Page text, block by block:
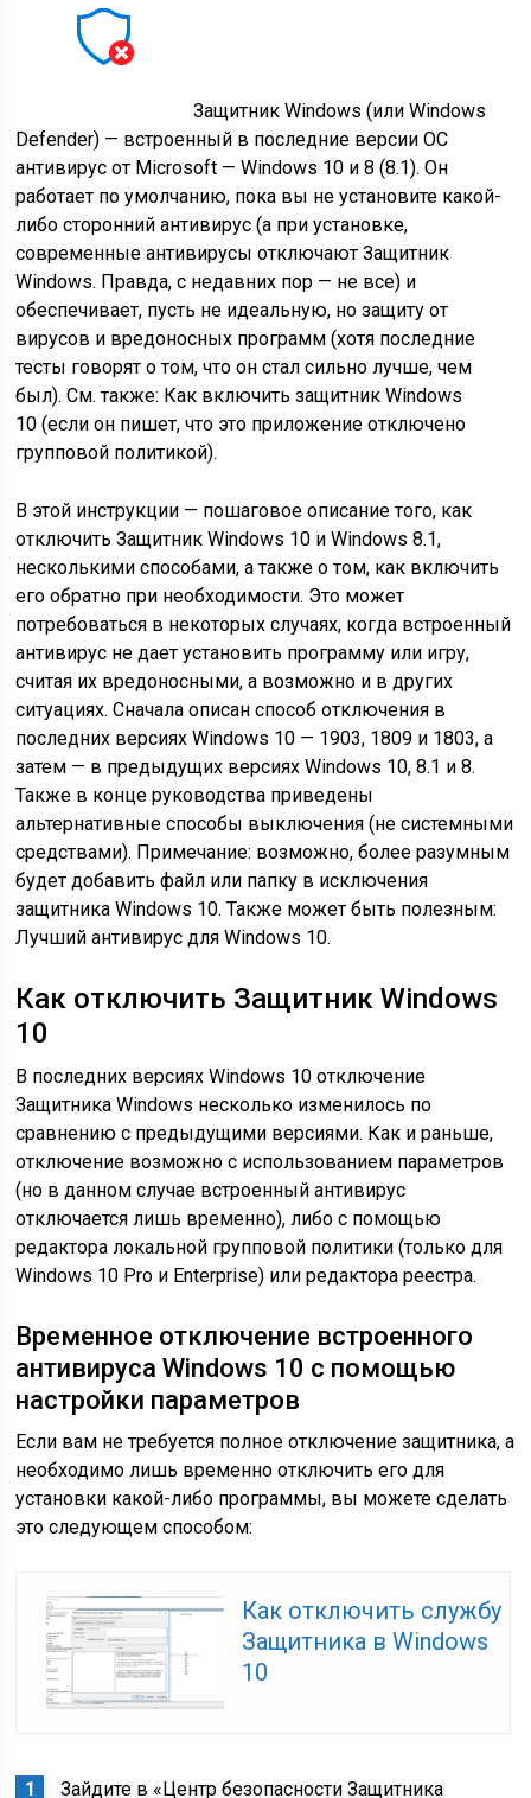
Защитник Windows (или Windows
Defender) — встроенный в последние версии ОС
антивирус от Microsoft — Windows 10 и 8 (8.1). Он
работает по умолчанию, пока вы не установите какой-
либо сторонний антивирус (а при установке,
современные антивирусы отключают Защитник
Windows. Правда, с недавних пор — не все) и
обеспечивает, пусть не идеальную, но защиту от
вирусов и вредоносных программ (хотя последние
тесты говорят о том, что он стал сильно лучше, чем
был). См. также: Как включить защитник Windows
10 (если он пишет, что это приложение отключено
групповой политикой).
В этой инструкции — пошаговое описание того, как
отключить Защитник Windows 10 и Windows 8.1,
несколькими способами, а также о том, как включить
его обратно при необходимости. Это может
потребоваться в некоторых случаях, когда встроенный
антивирус не дает установить программу или игру,
считая их вредоносными, а возможно и в других
ситуациях. Сначала описан способ отключения в
последних версиях Windows 10 — 1903, 1809 и 1803, а
затем — в предыдущих версиях Windows 10, 8.1 и 8.
Также в конце руководства приведены
альтернативные способы выключения (не системными
средствами). Примечание: возможно, более разумным
будет добавить файл или папку в исключения
защитника Windows 10. Также может быть полезным:
Лучший антивирус для Windows 10.
Как отключить Защитник Windows
10
В последних версиях Windows 10 отключение
Защитника Windows несколько изменилось по
сравнению с предыдущими версиями. Как и раньше,
отключение возможно с использованием параметров
(но в данном случае встроенный антивирус
отключается лишь временно), либо с помощью
редактора локальной групповой политики (только для
Windows 10 Pro и Enterprise) или редактора реестра.
Временное отключение встроенного
антивируса Windows 10 с помощью
настройки параметров
Если вам не требуется полное отключение защитника, а
необходимо лишь временно отключить его для
установки какой-либо программы, вы можете сделать
это следующем способом:
Как отключить службу
Защитника в Windows
10
Зайдите в «Центр безопасности Защитника